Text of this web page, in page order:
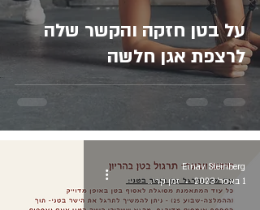
על בטן חזקה והקשר שלה
לרצפת אגן חלשה
Einav Steinberg
1 באפר׳ 2023
זמן קריאה 2 דקות